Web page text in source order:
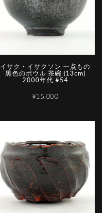
イサク・イサクソン 一点もの
黒色のボウル 茶碗 (13cm)
2000年代 #54
¥15,000